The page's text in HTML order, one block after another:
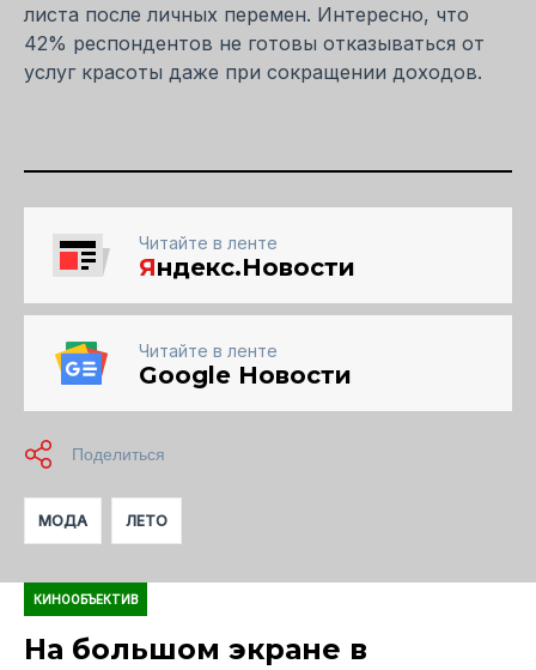
листа после личных перемен. Интересно, что
42% респондентов не готовы отказываться от
услуг красоты даже при сокращении доходов.
Читайте в ленте
Яндекс.Новости
Читайте в ленте
Google Новости
МОДА ЛЕТО
КИНООБЪЕКТИВ
На большом экране в